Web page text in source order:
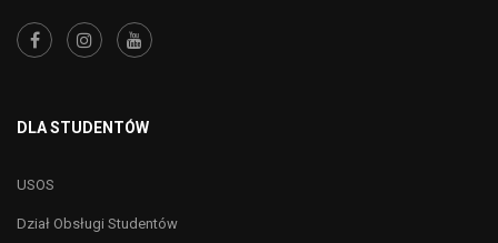
DLA STUDENTÓW
USOS
Dział Obsługi Studentów